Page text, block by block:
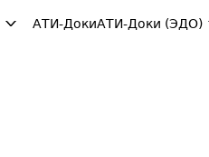
АТИ-ДокиАТИ-Доки (ЭДО)